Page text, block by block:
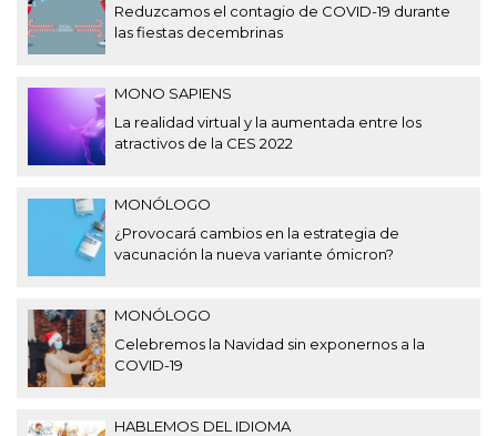
Reduzcamos el contagio de COVID-19 durante
las fiestas decembrinas
MONO SAPIENS
La realidad virtual y la aumentada entre los
atractivos de la CES 2022
MONÓLOGO
¿Provocará cambios en la estrategia de
vacunación la nueva variante ómicron?
MONÓLOGO
Celebremos la Navidad sin exponernos a la
COVID-19
HABLEMOS DEL IDIOMA